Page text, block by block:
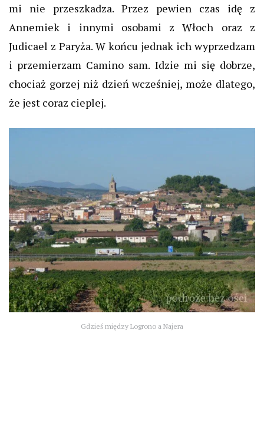
mi nie przeszkadza. Przez pewien czas idę z
Annemiek i innymi osobami z Włoch oraz z
Judicael z Paryża. W końcu jednak ich wyprzedzam
i przemierzam Camino sam. Idzie mi się dobrze,
chociaż gorzej niż dzień wcześniej, może dlatego,
że jest coraz cieplej.
Gdzieś między Logrono a Najera